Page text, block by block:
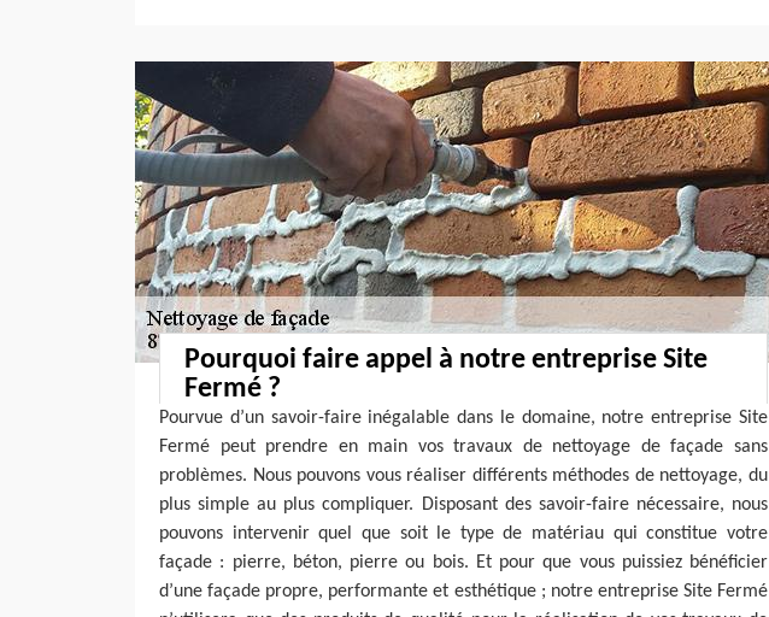
Pourquoi faire appel à notre entreprise Site
Fermé ?
Pourvue d’un savoir-faire inégalable dans le domaine, notre entreprise Site
Fermé peut prendre en main vos travaux de nettoyage de façade sans
problèmes. Nous pouvons vous réaliser différents méthodes de nettoyage, du
plus simple au plus compliquer. Disposant des savoir-faire nécessaire, nous
pouvons intervenir quel que soit le type de matériau qui constitue votre
façade : pierre, béton, pierre ou bois. Et pour que vous puissiez bénéficier
d’une façade propre, performante et esthétique ; notre entreprise Site Fermé